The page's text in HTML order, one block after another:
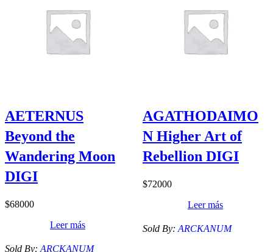
AETERNUS
Beyond the
Wandering Moon
DIGI
$68000
Leer más
Sold By: ARCKANUM
AGATHODAIMO
N Higher Art of
Rebellion DIGI
$72000
Leer más
Sold By: ARCKANUM